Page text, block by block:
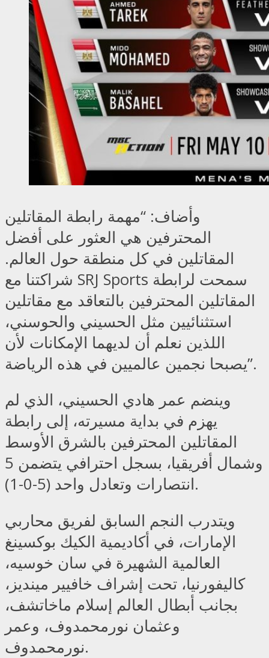
وأضاف: “مهمة رابطة المقاتلين
المحترفين هي العثور على أفضل
المقاتلين في كل منطقة حول العالم.
شراكتنا مع SRJ Sports سمحت لرابطة
المقاتلين المحترفين بالتعاقد مع مقاتلين
استثنائيين مثل الحسيني والحوسني،
اللذين نعلم أن لديهما الإمكانات لأن
يصبحا نجمين عالميين في هذه الرياضة”.
وينضم عمر هادي الحسيني، الذي لم
يهزم في بداية مسيرته، إلى رابطة
المقاتلين المحترفين بالشرق الأوسط
وشمال أفريقيا، بسجل احترافي يتضمن 5
انتصارات وتعادل واحد (5-0-1).
ويتدرب النجم السابق لفريق محاربي
الإمارات، في أكاديمية الكيك بوكسينغ
العالمية الشهيرة في سان خوسيه،
كاليفورنيا، تحت إشراف خافيير مينديز،
بجانب أبطال العالم إسلام ماخاتشف،
وعثمان نورمحمدوف، وعمر
نورمحمدوف.